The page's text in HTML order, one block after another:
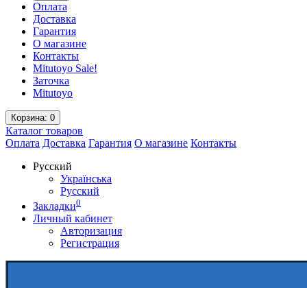
Оплата
Доставка
Гарантия
О магазине
Контакты
Mitutoyo Sale!
Заточка
Mitutoyo
Корзина: 0
Каталог товаров
Оплата Доставка Гарантия О магазине Контакты
Русский
Українська
Русский
Закладки0
Личный кабинет
Авторизация
Регистрация